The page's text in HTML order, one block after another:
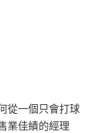
從一個只會打球
業佳績的經理